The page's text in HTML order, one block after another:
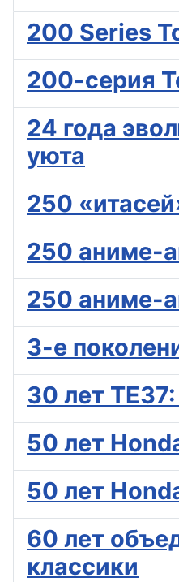
200 Series
200-серия
24 года
уюта
250
250 аниме-
250 аниме-
3-е
30 лет
50 лет
50 лет
60 лет
классики